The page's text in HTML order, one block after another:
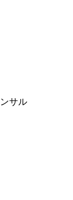
サル